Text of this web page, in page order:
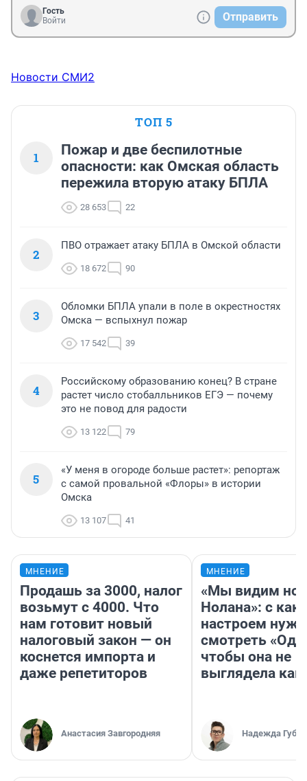
Гость
Войти
Отправить
Новости СМИ2
ТОП 5
1
Пожар и две беспилотные
опасности: как Омская область
пережила вторую атаку БПЛА
28 653 22
2
ПВО отражает атаку БПЛА в Омской области
18 672 90
3
Обломки БПЛА упали в поле в окрестностях
Омска — вспыхнул пожар
17 542 39
4
Российскому образованию конец? В стране
растет число стобалльников ЕГЭ — почему
это не повод для радости
13 122 79
5
«У меня в огороде больше растет»: репортаж
с самой провальной «Флоры» в истории
Омска
13 107 41
МНЕНИЕ
Продашь за 3000, налог
возьмут с 4000. Что
нам готовит новый
налоговый закон — он
коснется импорта и
даже репетиторов
Анастасия Завгородняя
МНЕНИЕ
«Мы видим
Нолана»: с
настроем
смотреть
чтобы она не
выглядела как
Надежда